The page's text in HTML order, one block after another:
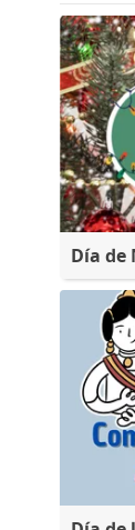
Día de